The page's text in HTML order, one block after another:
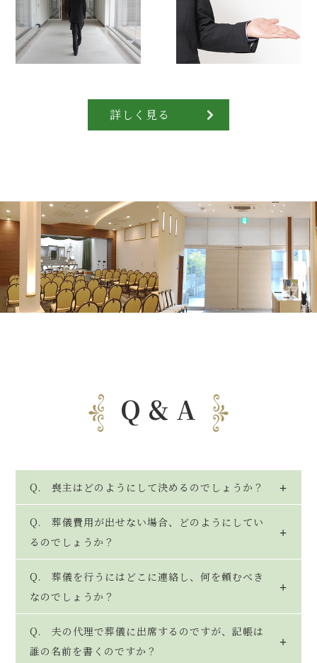
詳しく見る
Q & A
Q. 喪主はどのようにして決めるのでしょうか？
Q. 葬儀費用が出せない場合、どのようにしてい
るのでしょうか？
Q. 葬儀を行うにはどこに連絡し、何を頼むべき
なのでしょうか？
Q. 夫の代理で葬儀に出席するのですが、記帳は
誰の名前を書くのですか？